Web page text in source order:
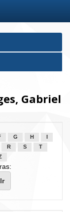
Gabriel
G H
R S
T